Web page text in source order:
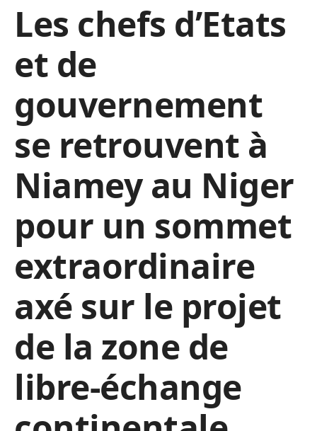
Les chefs d’Etats
et de
gouvernement
se retrouvent à
Niamey au Niger
pour un sommet
extraordinaire
axé sur le projet
de la zone de
libre-échange